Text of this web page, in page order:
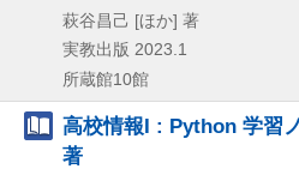
萩谷昌己 [ほか] 著
実教出版 2023.1
所蔵館10館
高校情報I : Python 学習
著